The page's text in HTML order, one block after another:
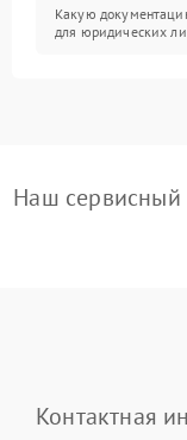
Какую
для юридических
Наш сервисный
Контактная